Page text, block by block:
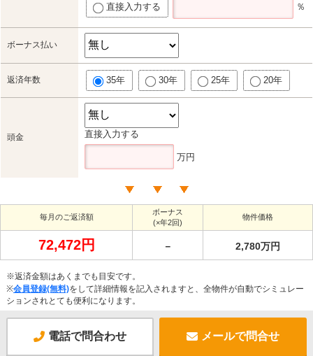
直接入力する ％
ボーナス払い
返済年数 35年 30年 25年 20年
頭金 直接入力する
万円
毎月のご返済額
ボーナス
(×年2回)
物件価格
72,472円 － 2,780万円
※返済金額はあくまでも目安です。
※会員登録(無料)をして詳細情報を記入されますと、全物件が自動でシミュレー
ションされとても便利になります。
電話で問合わせ メールで問合せ